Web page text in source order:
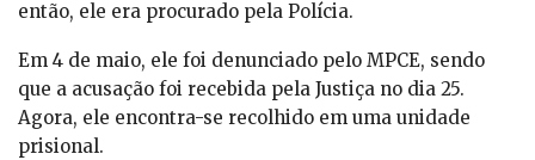
então, ele era procurado pela Polícia.
Em 4 de maio, ele foi denunciado pelo MPCE, sendo
que a acusação foi recebida pela Justiça no dia 25.
Agora, ele encontra-se recolhido em uma unidade
prisional.